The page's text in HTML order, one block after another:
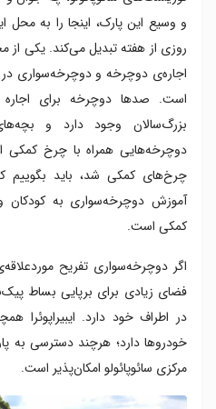
و وسیع این پارک، اینجا را به محل
روزی از هفته تبدیل می‌کند. یکی از
اجاره‌ی دوچرخه و دوچرخه‌سواری
است. صدها دوچرخه برای
بزرگ‌سالان وجود دارد و
دوچرخه‌هایی همراه با چرخ کمکی
چرخ‌های کمکی شد، باید بگوییم که
آموزش دوچرخه‌سواری به
کمکی است.
اگر دوچرخه‌سواری تفریح
فضای زیادی برای برپایی بساط
در اطراف خود دارد. ایبیراپوئرا
خودروها دارد؛ هرچند دسترسی به
مرکزی سائوپائولو امکان‌پذیر است.